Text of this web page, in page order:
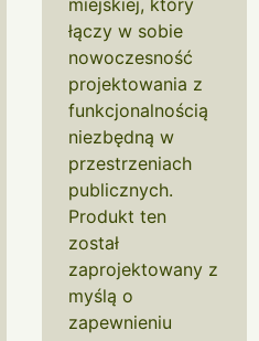
miejskiej, który
łączy w sobie
nowoczesność
projektowania z
funkcjonalnością
niezbędną w
przestrzeniach
publicznych.
Produkt ten
został
zaprojektowany z
myślą o
zapewnieniu